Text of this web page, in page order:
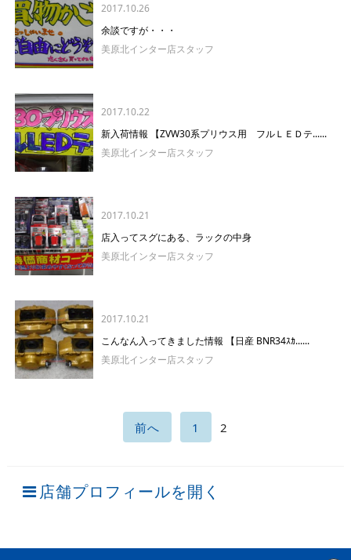
2017.10.26
余談ですが・・・
美原北インター店スタッフ
2017.10.22
新入荷情報 【ZVW30系プリウス用 フルＬＥＤテ......
美原北インター店スタッフ
2017.10.21
店入ってスグにある、ラックの中身
美原北インター店スタッフ
2017.10.21
こんなん入ってきました情報 【日産 BNR34ｽｶ......
美原北インター店スタッフ
前へ 1 2
店舗プロフィールを開く